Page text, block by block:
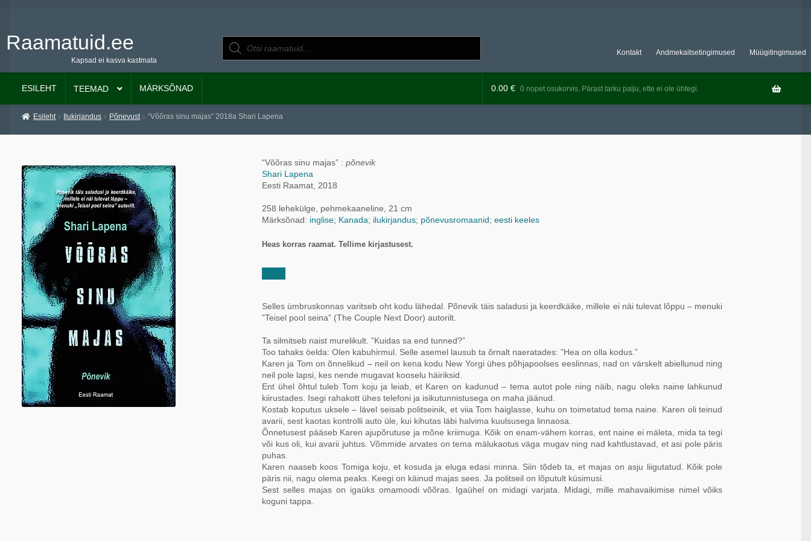
navigeerimisele
sisu
Raamatuid.ee
Kapsad ei kasva kastmata
Kontakt Andmekaitsetingimused Müügitingimused
Products
search
ESILEHT TEEMAD MÄRKSÕNAD 0.00€ 0 nopet osukorvis. Pärast tarku palju, ette ei ole ühtegi.
Esileht Ilukirjandus Põnevust “Võõras sinu majas” 2018a Shari Lapena
“Võõras sinu majas” :põnevik
Shari Lapena
Eesti Raamat, 2018
258 lehekülge, pehmekaaneline, 21 cm
Märksõnad: inglise; Kanada; ilukirjandus; põnevusromaanid ;eesti keeles
Heas korras raamat. Tellime kirjastusest.
Selles ümbruskonnas varitseb oht kodu lähedal. Põnevik täis saladusi ja keerdkäike, millele ei näi tulevat lõppu – menuki
”Teisel pool seina” (The Couple Next Door) autorilt.
Ta silmitseb naist murelikult. ”Kuidas sa end tunned?”
Too tahaks öelda: Olen kabuhirmul. Selle asemel lausub ta õrnalt naeratades: ”Hea on olla kodus.”
Karen ja Tom on õnnelikud – neil on kena kodu New Yorgi ühes põhjapoolses eeslinnas, nad on värskelt abiellunud ning
neil pole lapsi, kes nende mugavat kooselu häiriksid.
Ent ühel õhtul tuleb Tom koju ja leiab, et Karen on kadunud – tema autot pole ning näib, nagu oleks naine lahkunud
kiirustades. Isegi rahakott ühes telefoni ja isikutunnistusega on maha jäänud.
Kostab koputus uksele – lävel seisab politseinik, et viia Tom haiglasse, kuhu on toimetatud tema naine. Karen oli teinud
avarii, sest kaotas kontrolli auto üle, kui kihutas läbi halvima kuulsusega linnaosa.
Õnnetusest pääseb Karen ajupõrutuse ja mõne kriimuga. Kõik on enam-vähem korras, ent naine ei mäleta, mida ta tegi
või kus oli, kui avarii juhtus. Võmmide arvates on tema mälukaotus väga mugav ning nad kahtlustavad, et asi pole päris
puhas.
Karen naaseb koos Tomiga koju, et kosuda ja eluga edasi minna. Siin tõdeb ta, et majas on asju liigutatud. Kõik pole
päris nii, nagu olema peaks. Keegi on käinud majas sees. Ja politseil on lõputult küsimusi.
Sest selles majas on igaüks omamoodi võõras. Igaühel on midagi varjata. Midagi, mille mahavaikimise nimel võiks
koguni tappa.